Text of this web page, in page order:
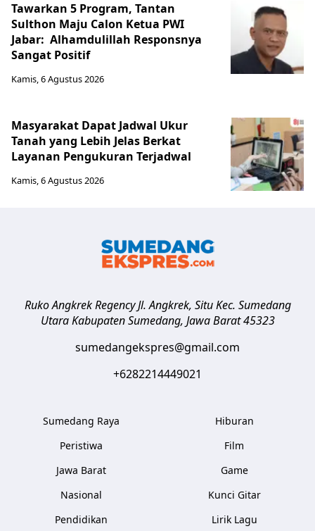
Tawarkan 5 Program, Tantan
Sulthon Maju Calon Ketua PWI
Jabar: Alhamdulillah Responsnya
Sangat Positif
Kamis, 6 Agustus 2026
Masyarakat Dapat Jadwal Ukur
Tanah yang Lebih Jelas Berkat
Layanan Pengukuran Terjadwal
Kamis, 6 Agustus 2026
Ruko Angkrek Regency Jl. Angkrek, Situ Kec. Sumedang
Utara Kabupaten Sumedang, Jawa Barat 45323
sumedangekspres@gmail.com
+6282214449021
Sumedang Raya
Peristiwa
Jawa Barat
Nasional
Pendidikan
Hiburan
Film
Game
Kunci Gitar
Lirik Lagu